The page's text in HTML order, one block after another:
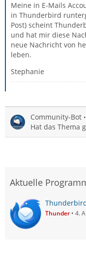
Meine in E-Mails
in Thunderbird
Post) scheint
und hat mir diese
neue Nachricht von
leben.
Stephanie
Community-Bot
Hat das Thema
Aktuelle
Thunder 4.